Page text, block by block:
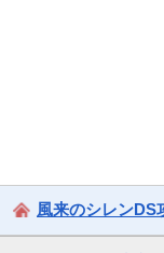
風来のシレンDS